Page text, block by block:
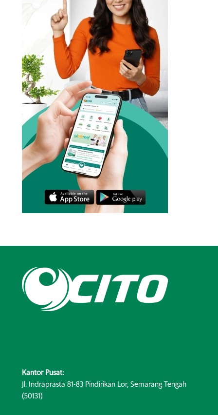
Kantor Pusat:
Jl. Indraprasta 81-83 Pindirikan Lor, Semarang Tengah
(50131)